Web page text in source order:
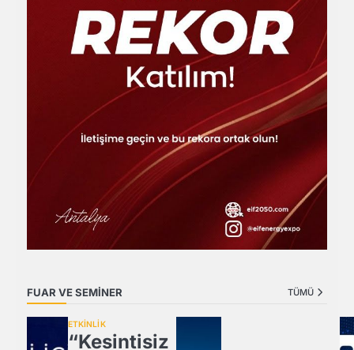
FUAR VE SEMİNER TÜMÜ
ETKİNLİK
“Kesintisiz